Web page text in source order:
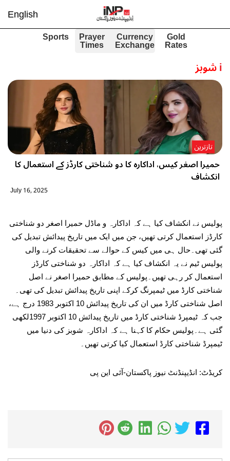
English
Gold
Rates
Currency
Exchange
Prayer
Times
Sports
iشوبز
حمیرا اصغر کیس، اداکارہ کا دو شناختی کارڈز کے استعمال کا
انکشاف
تازترین
July 16, 2025
پولیس نے انکشاف کیا ہے کہ اداکارہ و ماڈل حمیرا اصغر دو شناختی
کارڈز استعمال کرتی تھیں، جن میں ایک میں تاریخ پیدائش تبدیل کی
گئی تھی۔حال ہی میں کیس کے حوالے سے تحقیقات کرنے والی
پولیس ٹیم نے یہ انکشاف کیا ہے کہ اداکارہ دو شناختی کارڈز
استعمال کر رہی تھیں۔پولیس کے مطابق حمیرا اصغر نے اصل
شناختی کارڈ میں ٹیمپرنگ کرکے اپنی تاریخ پیدائش تبدیل کی تھی۔
اصل شناختی کارڈ میں ان کی تاریخ پیدائش 10 اکتوبر 1983 درج ہے،
جب کہ ٹیمپرڈ شناختی کارڈ میں تاریخ پیدائش 10 اکتوبر 1997لکھی
گئی ہے۔پولیس حکام کا کہنا ہے کہ اداکارہ شوبز کی دنیا میں
ٹیمپرڈ شناختی کارڈ استعمال کیا کرتی تھیں۔
کریڈٹ: انڈیپنڈنٹ نیوز پاکستان-آئی این پی